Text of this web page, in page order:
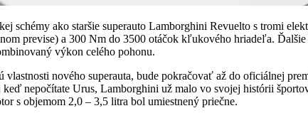
schémy ako staršie superauto Lamborghini Revuelto s tromi
previse) a 300 Nm do 3500 otáčok kľukového hriadeľa.
výkon celého pohonu.
nového superauta, bude pokračovať až do oficiálnej
nepočítate Urus, Lamborghini už malo vo svojej histórii
s objemom 2,0 – 3,5 litra bol umiestnený priečne.